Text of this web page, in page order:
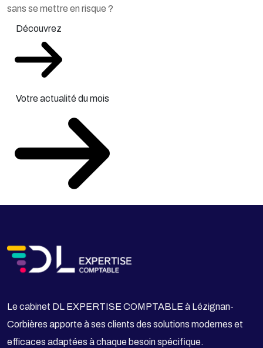
sans se mettre en risque ?
Découvrez
Votre actualité du mois
Le cabinet DL EXPERTISE COMPTABLE à Lézignan-
Corbières apporte à ses clients des solutions modernes et
efficaces adaptées à chaque besoin spécifique.